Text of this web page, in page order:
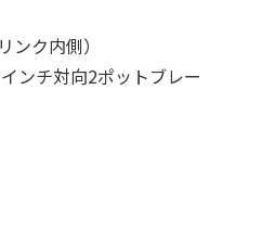
ク内側）
ンチ対向2ポットブレー